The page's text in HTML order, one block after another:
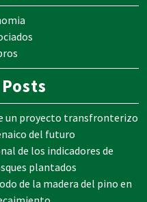
un proyecto transfronterizo
del futuro
de los indicadores de
plantados
de la madera del pino en